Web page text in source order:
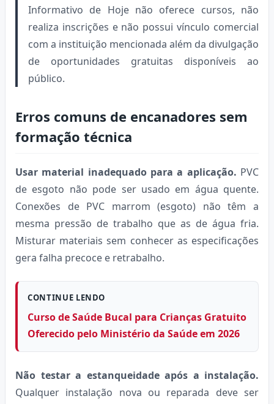
Informativo de Hoje não oferece cursos, não
realiza inscrições e não possui vínculo comercial
com a instituição mencionada além da divulgação
de oportunidades gratuitas disponíveis ao
público.
Erros comuns de encanadores sem
formação técnica
Usar material inadequado para a aplicação. PVC
de esgoto não pode ser usado em água quente.
Conexões de PVC marrom (esgoto) não têm a
mesma pressão de trabalho que as de água fria.
Misturar materiais sem conhecer as especificações
gera falha precoce e retrabalho.
CONTINUE LENDO
Curso de Saúde Bucal para Crianças Gratuito
Oferecido pelo Ministério da Saúde em 2026
Não testar a estanqueidade após a instalação.
Qualquer instalação nova ou reparada deve ser